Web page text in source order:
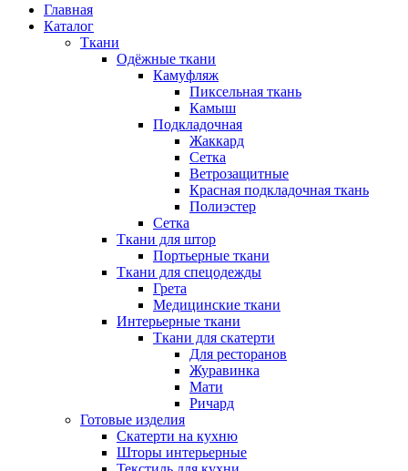
Главная
Каталог
Ткани
Одёжные ткани
Камуфляж
Пиксельная ткань
Камыш
Подкладочная
Жаккард
Сетка
Ветрозащитные
Красная подкладочная ткань
Полиэстер
Сетка
Ткани для штор
Портьерные ткани
Ткани для спецодежды
Грета
Медицинские ткани
Интерьерные ткани
Ткани для скатерти
Для ресторанов
Журавинка
Мати
Ричард
Готовые изделия
Скатерти на кухню
Шторы интерьерные